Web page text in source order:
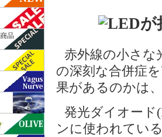
赤外線の小さな
の深刻な合併症
果があるのかは
発光ダイオー
ンに使われてい